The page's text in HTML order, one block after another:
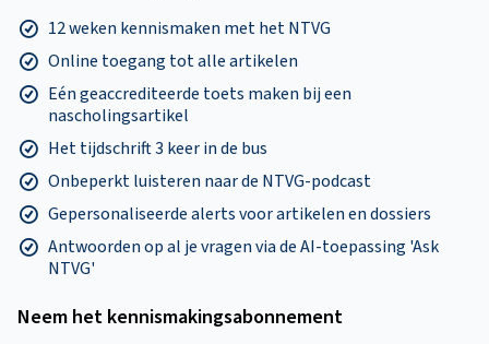
12 weken kennismaken met het NTVG
Online toegang tot alle artikelen
Eén geaccrediteerde toets maken bij een
nascholingsartikel
Het tijdschrift 3 keer in de bus
Onbeperkt luisteren naar de NTVG-podcast
Gepersonaliseerde alerts voor artikelen en dossiers
Antwoorden op al je vragen via de AI-toepassing 'Ask
NTVG'
Neem het kennismakings­abonnement